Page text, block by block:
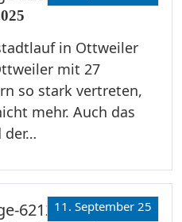
in Ottweiler
mit 27
so stark vertreten,
mehr. Auch das
der…
11. September 25